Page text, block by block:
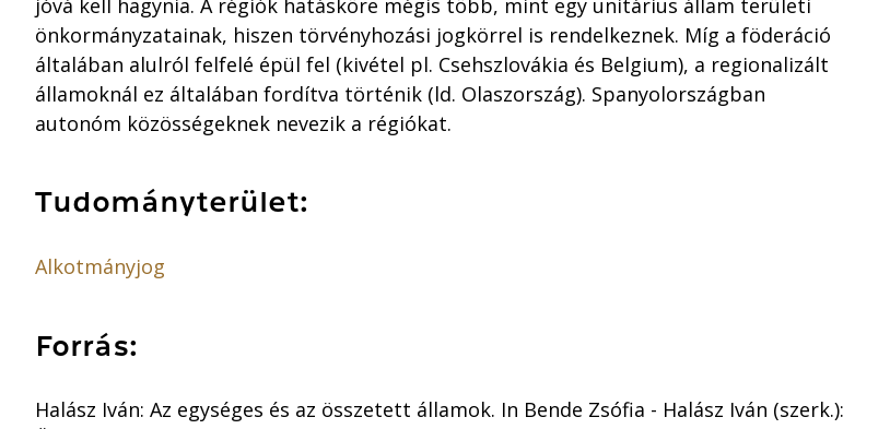
jóvá kell hagynia. A régiók hatásköre mégis több, mint egy unitárius állam területi
önkormányzatainak, hiszen törvényhozási jogkörrel is rendelkeznek. Míg a föderáció
általában alulról felfelé épül fel (kivétel pl. Csehszlovákia és Belgium), a regionalizált
államoknál ez általában fordítva történik (ld. Olaszország). Spanyolországban
autonóm közösségeknek nevezik a régiókat.
Tudományterület:
Alkotmányjog
Forrás:
Halász Iván: Az egységes és az összetett államok. In Bende Zsófia - Halász Iván (szerk.):